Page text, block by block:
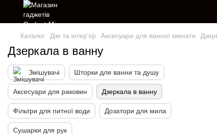
Каталог Дім та інтерʼєр Аксесуари для ванної кімнати
Дзеркала в ванну
Змішувачі Шторки для ванни та душу
Аксесуари для раковин Дзеркала в ванну
Фільтри для питної води Дозатори для мила
Сушарки для рук